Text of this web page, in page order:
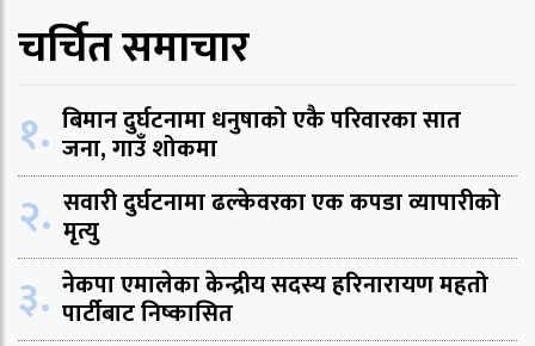
चर्चित समाचार
१. बिमान दुर्घटनामा धनुषाको एकै परिवारका सात
जना, गाउँ शोकमा
२. सवारी दुर्घटनामा ढल्केवरका एक कपडा व्यापारीको
मृत्यु
३. नेकपा एमालेका केन्द्रीय सदस्य हरिनारायण महतो
पार्टीबाट निष्कासित